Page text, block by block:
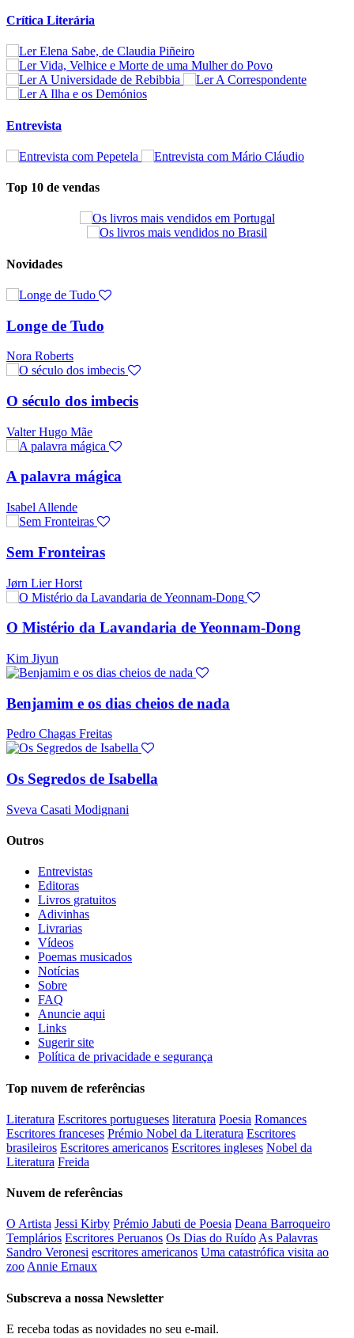
Crítica Literária
Entrevista
Top 10 de vendas
Novidades
Longe de Tudo
Nora Roberts
O século dos imbecis
Valter Hugo Mãe
A palavra mágica
Isabel Allende
Sem Fronteiras
Jørn Lier Horst
O Mistério da Lavandaria de Yeonnam-Dong
Kim Jiyun
Benjamim e os dias cheios de nada
Pedro Chagas Freitas
Os Segredos de Isabella
Sveva Casati Modignani
Outros
Entrevistas
Editoras
Livros gratuitos
Adivinhas
Livrarias
Vídeos
Poemas musicados
Notícias
Sobre
FAQ
Anuncie aqui
Links
Sugerir site
Política de privacidade e segurança
Top nuvem de referências
Literatura Escritores portugueses literatura Poesia Romances
Escritores franceses Prémio Nobel da Literatura Escritores
brasileiros Escritores americanos Escritores ingleses Nobel da
Literatura Freida
Nuvem de referências
O Artista Jessi Kirby Prémio Jabuti de Poesia Deana Barroqueiro
Templários Escritores Peruanos Os Dias do RuídoAs Palavras
Sandro Veronesi escritores americanos Uma catastrófica visita ao
zooAnnie Ernaux
Subscreva a nossa Newsletter
E receba todas as novidades no seu e-mail.